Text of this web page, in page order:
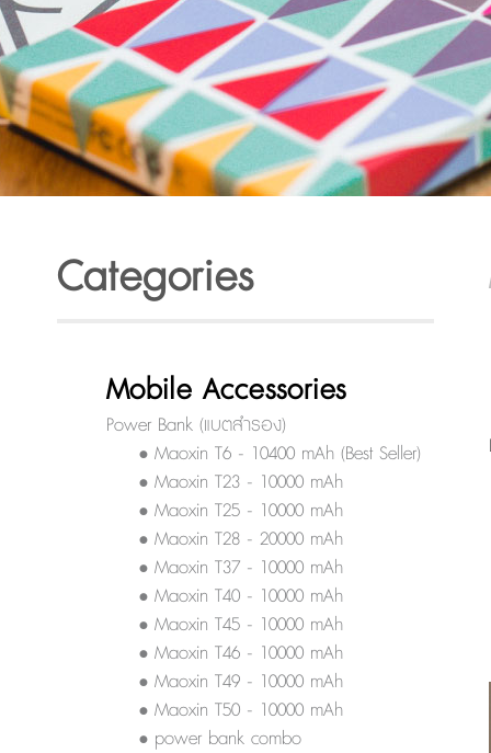
Categories
Mobile Accessories
Power Bank (แบตสำรอง)
• Maoxin T6 - 10400 mAh (Best Seller)
• Maoxin T23 - 10000 mAh
• Maoxin T25 - 10000 mAh
• Maoxin T28 - 20000 mAh
• Maoxin T37 - 10000 mAh
• Maoxin T40 - 10000 mAh
• Maoxin T45 - 10000 mAh
• Maoxin T46 - 10000 mAh
• Maoxin T49 - 10000 mAh
• Maoxin T50 - 10000 mAh
• power bank combo